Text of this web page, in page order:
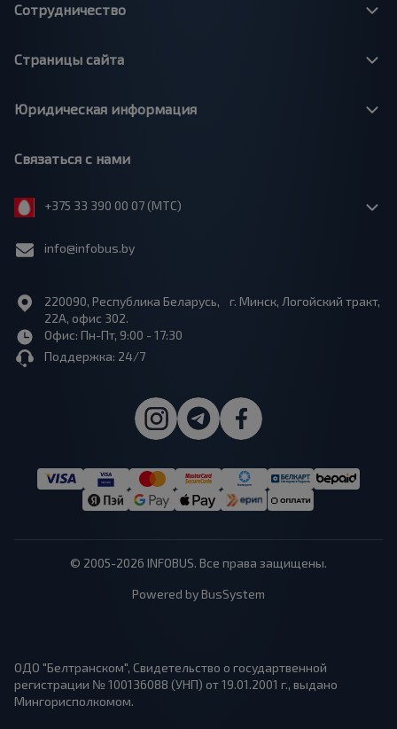
Сотрудничество
Страницы сайта
Юридическая информация
Связаться с нами
+375 33 390 00 07 (МТС)
info@infobus.by
220090, Республика Беларусь, г. Минск, Логойский тракт,
22А, офис 302.
Офис: Пн-Пт, 9:00 - 17:30
Поддержка: 24/7
© 2005-2026 INFOBUS. Все права защищены.
Powered by BusSystem
ОДО "Белтранском", Свидетельство о государтвенной
регистрации № 100136088 (УНП) от 19.01.2001 г., выдано
Мингорисполкомом.